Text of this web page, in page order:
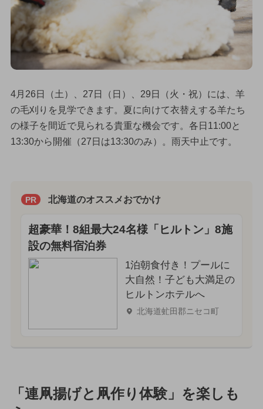
4月26日（土）、27日（日）、29日（火・祝）には、羊
の毛刈りを見学できます。夏に向けて衣替えする羊たち
の様子を間近で見られる貴重な機会です。各日11:00と
13:30から開催（27日は13:30のみ）。雨天中止です。
PR 北海道のオススメおでかけ
超豪華！8組最大24名様「ヒルトン」8施
設の無料宿泊券
1泊朝食付き！プールに
大自然！子ども大満足の
ヒルトンホテルへ
北海道虻田郡ニセコ町
「連凧揚げと凧作り体験」を楽しも